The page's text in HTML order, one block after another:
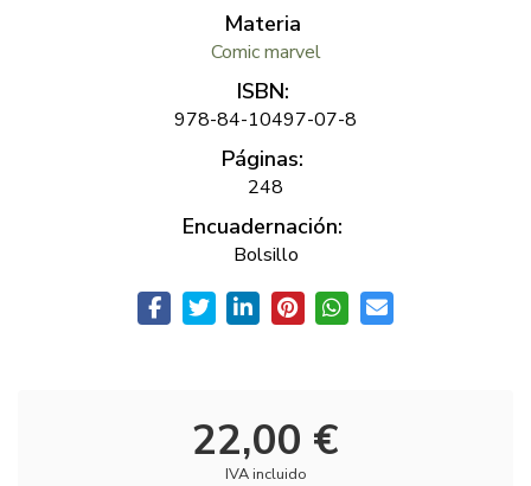
Materia
Comic marvel
ISBN:
978-84-10497-07-8
Páginas:
248
Encuadernación:
Bolsillo
22,00 €
IVA incluido